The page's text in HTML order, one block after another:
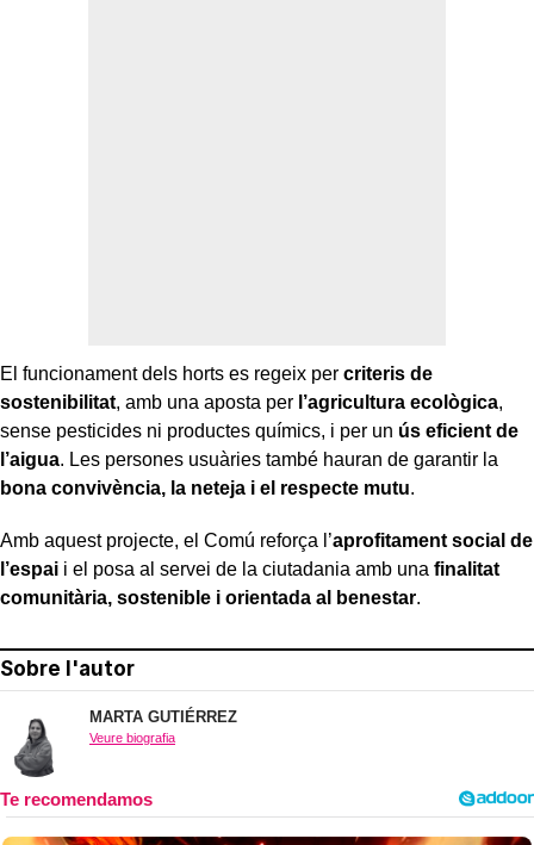
El funcionament dels horts es regeix per criteris de
sostenibilitat, amb una aposta per l’agricultura ecològica,
sense pesticides ni productes químics, i per un ús eficient de
l’aigua. Les persones usuàries també hauran de garantir la
bona convivència, la neteja i el respecte mutu.
Amb aquest projecte, el Comú reforça l’aprofitament social de
l’espai i el posa al servei de la ciutadania amb una finalitat
comunitària, sostenible i orientada al benestar.
Sobre l'autor
MARTA GUTIÉRREZ
Veure biografia